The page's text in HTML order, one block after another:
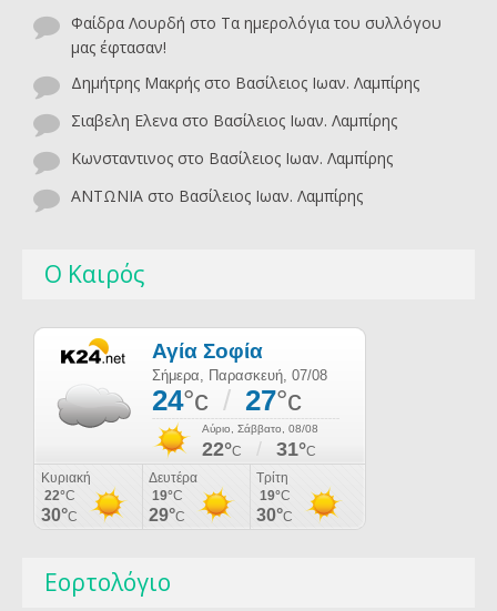
Φαίδρα Λουρδή στο Τα ημερολόγια του συλλόγου
μας έφτασαν!
Δημήτρης Μακρής στο Βασίλειος Ιωαν. Λαμπίρης
Σιαβελη Ελενα στο Βασίλειος Ιωαν. Λαμπίρης
Κωνσταντινος στο Βασίλειος Ιωαν. Λαμπίρης
ΑΝΤΩΝΙΑ στο Βασίλειος Ιωαν. Λαμπίρης
Ο Καιρός
Εορτολόγιο